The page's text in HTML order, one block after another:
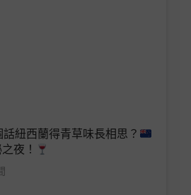
話紐西蘭得青草味長相思？
夜！